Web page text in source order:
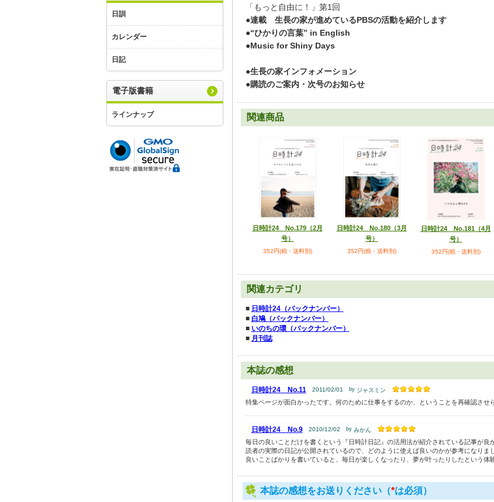
日訓
カレンダー
日記
電子版書籍
ラインナップ
「もっと自由に！」第1回
●連載 生長の家が進めているPBSの活動を紹介します
●“ひかりの言葉” in English
●Music for Shiny Days
●生長の家インフォメーション
●購読のご案内・次号のお知らせ
関連商品
日時計24 No.179（2月
号）
352円(税・送料別)
日時計24 No.180（3月
号）
352円(税・送料別)
日時計24 No.181（4月
号）
352円(税・送料別)
関連カテゴリ
■ 日時計24（バックナンバー）
■ 白鳩（バックナンバー）
■ いのちの環（バックナンバー）
■ 月刊誌
本誌の感想
日時計24 No.11 2011/02/01 by ジャスミン
特集ページが面白かったです。何のために仕事をするのか、ということを再確認させ
日時計24 No.9 2010/12/02 by みかん
毎日の良いことだけを書くという『日時計日記』の活用法が紹介されている記事が良
読者の実際の日記が公開されているので、どのように使えば良いのかが参考になりまし
良いことばかりを書いていると、毎日が楽しくなったり、夢が叶ったりしたという体
本誌の感想をお送りください（*は必須）